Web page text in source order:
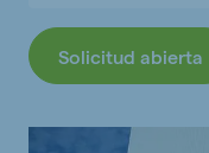
Solicitud abierta